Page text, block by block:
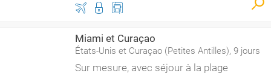
Miami et Curaçao
États-Unis et Curaçao (Petites Antilles), 9 jours
Sur mesure, avec séjour à la plage